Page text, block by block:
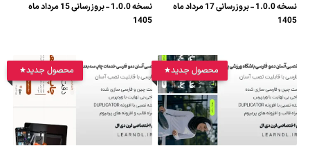
نسخه 1.0.0 - بروزرسانی 17 مرداد ماه
1405
نسخه 1.0.0 - بروزرسانی 15 مرداد ماه
1405
محصول جدید محصول جدید